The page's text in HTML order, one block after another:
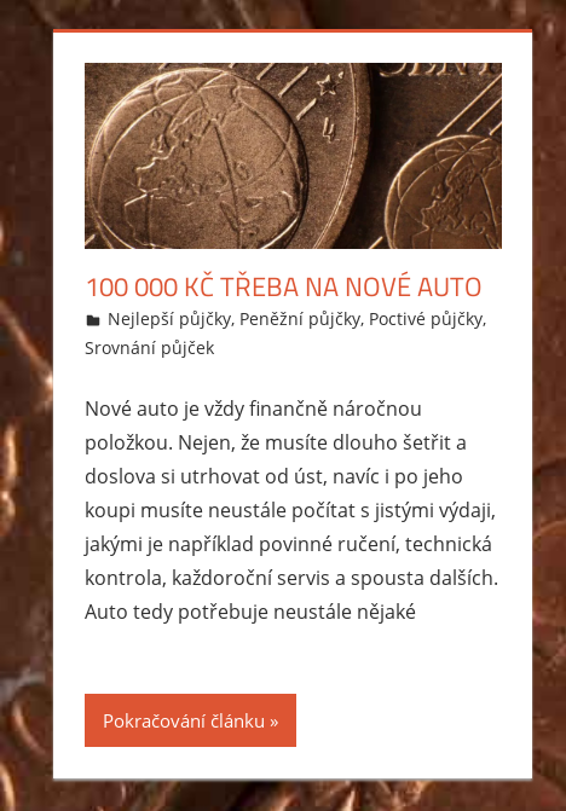
100 000 KČ TŘEBA NA NOVÉ AUTO
20.12.2014
Markéta Svobodová
Nejlepší půjčky, Peněžní půjčky, Poctivé půjčky,
Srovnání půjček
Nové auto je vždy finančně náročnou
položkou. Nejen, že musíte dlouho šetřit a
doslova si utrhovat od úst, navíc i po jeho
koupi musíte neustále počítat s jistými výdaji,
jakými je například povinné ručení, technická
kontrola, každoroční servis a spousta dalších.
Auto tedy potřebuje neustále nějaké
Pokračování článku